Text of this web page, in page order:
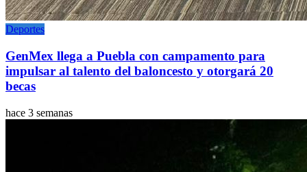
Deportes
GenMex llega a Puebla con campamento para
impulsar al talento del baloncesto y otorgará 20
becas
hace 3 semanas